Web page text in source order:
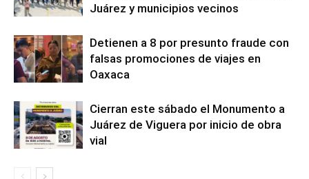
Juárez y municipios vecinos
Detienen a 8 por presunto fraude con
falsas promociones de viajes en
Oaxaca
Cierran este sábado el Monumento a
Juárez de Viguera por inicio de obra
vial